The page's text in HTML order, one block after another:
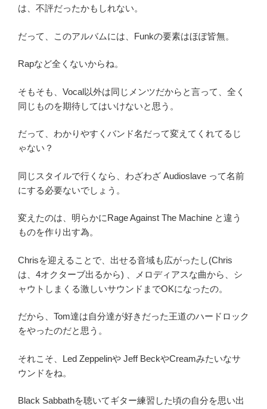
は、不評だったかもしれない。
だって、このアルバムには、Funkの要素はほぽ皆無。
Rapなど全くないからね。
そもそも、Vocal以外は同じメンツだからと言って、全く
同じものを期待してはいけないと思う。
だって、わかりやすくバンド名だって変えてくれてるじ
ゃない？
同じスタイルで行くなら、わざわざ Audioslave って名前
にする必要ないでしょう。
変えたのは、明らかにRage Against The Machine と違う
ものを作り出す為。
Chrisを迎えることで、出せる音域も広がったし(Chris
は、4オクターブ出るから) 、メロディアスな曲から、シ
ャウトしまくる激しいサウンドまでOKになったの。
だから、Tom達は自分達が好きだった王道のハードロック
をやったのだと思う。
それこそ、Led Zeppelinや Jeff BeckやCreamみたいなサ
ウンドをね。
Black Sabbathを聴いてギター練習した頃の自分を思い出